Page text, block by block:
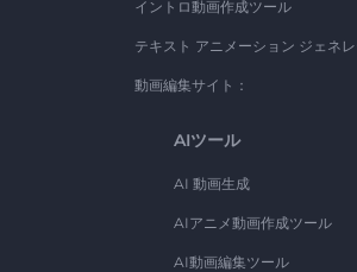
イントロ動画作成ツール
テキスト アニメーション ジェネ
動画編集サイト：
AIツール
AI 動画生成
AIアニメ動画作成ツール
AI動画編集ツール